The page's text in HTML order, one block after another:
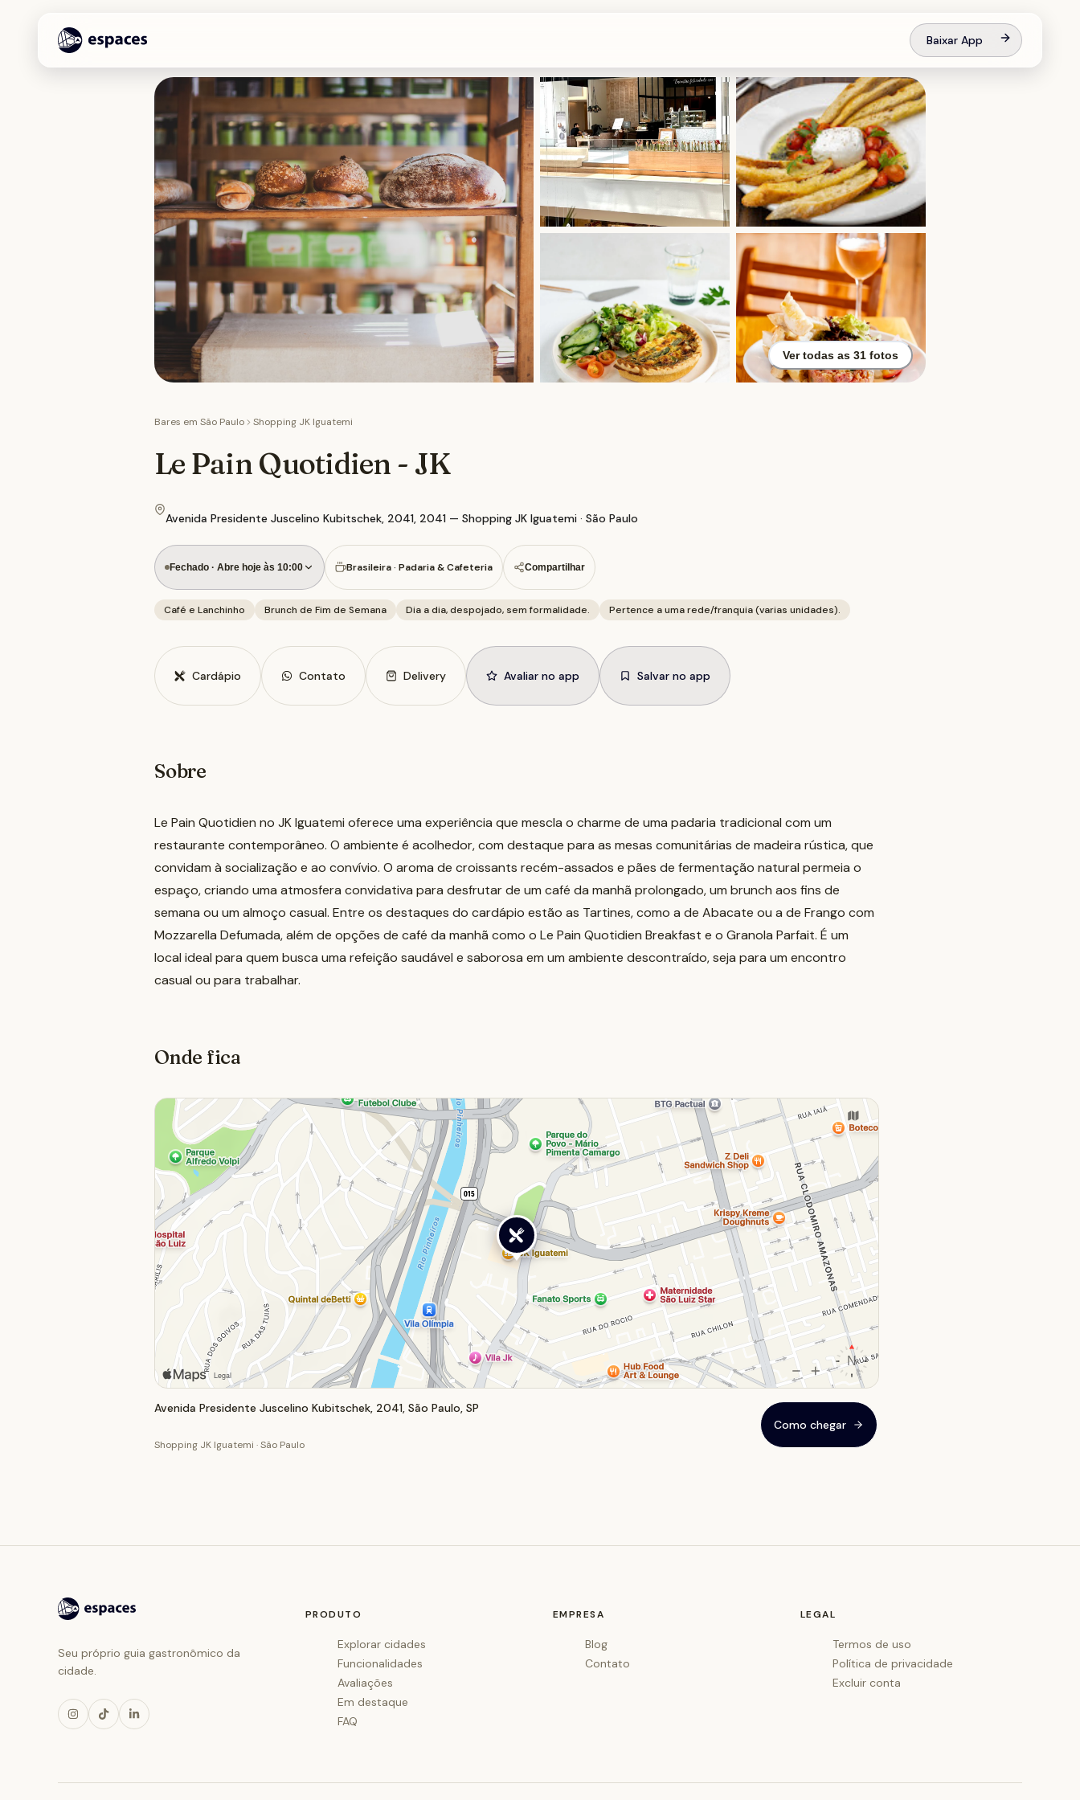
Baixar App
Ver todas as 31 fotos
Bares em São Paulo Shopping JK Iguatemi
Le Pain Quotidien - JK
Avenida Presidente Juscelino Kubitschek, 2041, 2041 — Shopping JK Iguatemi · São Paulo
Fechado · Abre hoje às 10:00 Brasileira · Padaria & Cafeteria Compartilhar
Café e Lanchinho Brunch de Fim de Semana Dia a dia, despojado, sem formalidade. Pertence a uma rede/franquia (varias unidades).
Cardápio Contato Delivery Avaliar no app Salvar no app
Sobre
Le Pain Quotidien no JK Iguatemi oferece uma experiência que mescla o charme de uma padaria tradicional com um
restaurante contemporâneo. O ambiente é acolhedor, com destaque para as mesas comunitárias de madeira rústica, que
convidam à socialização e ao convívio. O aroma de croissants recém-assados e pães de fermentação natural permeia o
espaço, criando uma atmosfera convidativa para desfrutar de um café da manhã prolongado, um brunch aos fins de
semana ou um almoço casual. Entre os destaques do cardápio estão as Tartines, como a de Abacate ou a de Frango com
Mozzarella Defumada, além de opções de café da manhã como o Le Pain Quotidien Breakfast e o Granola Parfait. É um
local ideal para quem busca uma refeição saudável e saborosa em um ambiente descontraído, seja para um encontro
casual ou para trabalhar.
Onde fica
Avenida Presidente Juscelino Kubitschek, 2041, São Paulo, SP
Shopping JK Iguatemi · São Paulo
Como chegar
Seu próprio guia gastronômico da
cidade.
PRODUTO
Explorar cidades
Funcionalidades
Avaliações
Em destaque
FAQ
EMPRESA
Blog
Contato
LEGAL
Termos de uso
Política de privacidade
Excluir conta